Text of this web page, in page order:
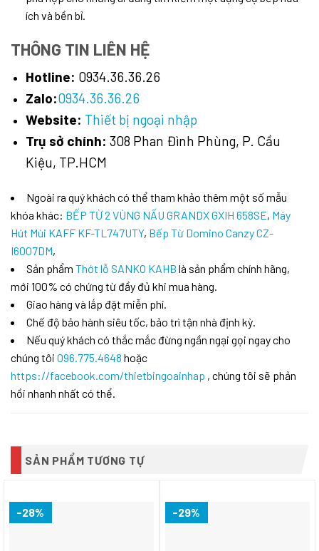
ích và bền bỉ.
THÔNG TIN LIÊN HỆ
Hotline: 0934.36.36.26
Zalo:0934.36.36.26
Website: Thiết bị ngoại nhập
Trụ sở chính: 308 Phan Đình Phùng, P. Cầu
Kiệu, TP.HCM
Ngoài ra quý khách có thể tham khảo thêm một số mẫu
khóa khác: BẾP TỪ 2 VÙNG NẤU GRANDX GXIH 658SE, Máy
Hút Mùi KAFF KF-TL747UTY, Bếp Từ Domino Canzy CZ-
I6007DM,
Sản phẩm Thớt lỗ SANKO KAHB là sản phẩm chính hãng,
mới 100% có chứng từ đầy đủ khi mua hàng.
Giao hàng và lắp đặt miễn phí.
Chế độ bảo hành siêu tốc, bảo trì tận nhà định kỳ.
Nếu quý khách có thắc mắc đừng ngần ngại gọi ngay cho
chúng tôi 096.775.4648 hoặc
https://facebook.com/thietbingoainhap , chúng tôi sẽ phản
hồi nhanh nhất có thể.
SẢN PHẨM TƯƠNG TỰ
-28% -29%